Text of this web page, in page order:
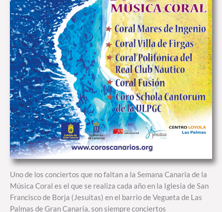
Uno de los conciertos que no faltan a la Semana Canaria de la
Música Coral es el que se realiza cada año en la Iglesia de San
Francisco de Borja (Jesuitas) en el barrio de Vegueta de Las
Palmas de Gran Canaria, son siempre conciertos